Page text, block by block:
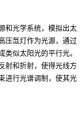
和光学系统，模拟出太
压氙灯作为光源，通过
似太阳光的平行光。
射和折射，使得光线方
进行光谱调制，使其光